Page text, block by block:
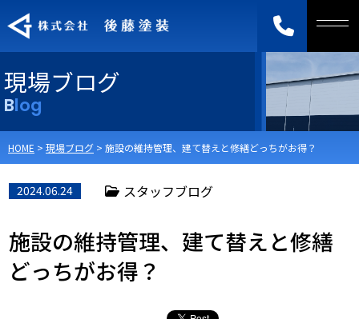
現場ブログ
Blog
HOME > 現場ブログ > 施設の維持管理、建て替えと修繕どっちがお得？
2024.06.24 スタッフブログ
施設の維持管理、建て替えと修繕
どっちがお得？